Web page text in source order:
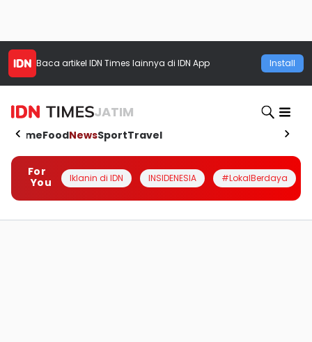
Baca artikel IDN Times lainnya di IDN App Install
JATIM
HomeFoodNewsSportTravel
For
You
Iklanin di IDN INSIDENESIA #LokalBerdaya